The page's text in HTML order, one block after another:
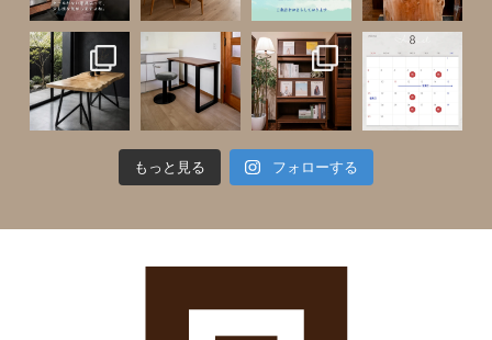
もっと見る フォローする